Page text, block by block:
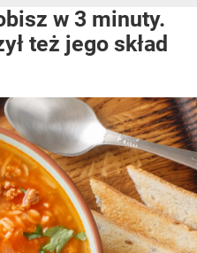
w 3 minuty.
też jego skład